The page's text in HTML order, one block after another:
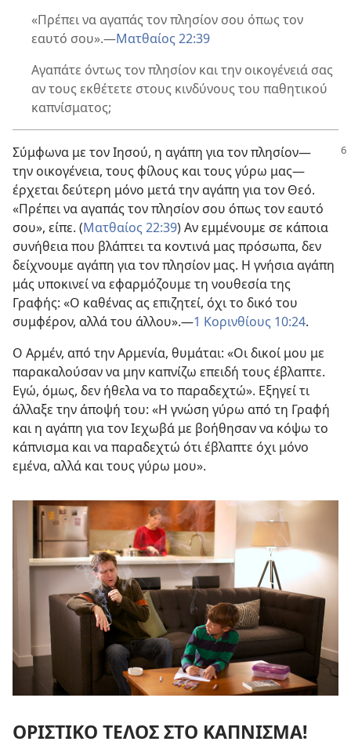
«Πρέπει να αγαπάς τον πλησίον σου όπως τον
εαυτό σου».—Ματθαίος 22:39
Αγαπάτε όντως τον πλησίον και την οικογένειά σας
αν τους εκθέτετε στους κινδύνους του παθητικού
καπνίσματος;
Σύμφωνα με τον Ιησού, η αγάπη για τον πλησίον—
την οικογένεια, τους φίλους και τους γύρω μας—
έρχεται δεύτερη μόνο μετά την αγάπη για τον Θεό.
«Πρέπει να αγαπάς τον πλησίον σου όπως τον εαυτό
σου», είπε. (Ματθαίος 22:39) Αν εμμένουμε σε κάποια
συνήθεια που βλάπτει τα κοντινά μας πρόσωπα, δεν
δείχνουμε αγάπη για τον πλησίον μας. Η γνήσια αγάπη
μάς υποκινεί να εφαρμόζουμε τη νουθεσία της
Γραφής: «Ο καθένας ας επιζητεί, όχι το δικό του
συμφέρον, αλλά του άλλου».—1 Κορινθίους 10:24.
Ο Αρμέν, από την Αρμενία, θυμάται: «Οι δικοί μου με
παρακαλούσαν να μην καπνίζω επειδή τους έβλαπτε.
Εγώ, όμως, δεν ήθελα να το παραδεχτώ». Εξηγεί τι
άλλαξε την άποψή του: «Η γνώση γύρω από τη Γραφή
και η αγάπη για τον Ιεχωβά με βοήθησαν να κόψω το
κάπνισμα και να παραδεχτώ ότι έβλαπτε όχι μόνο
εμένα, αλλά και τους γύρω μου».
ΟΡΙΣΤΙΚΟ ΤΕΛΟΣ ΣΤΟ ΚΑΠΝΙΣΜΑ!